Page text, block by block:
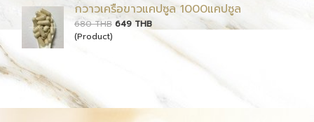
กวาวเครือขาวแคปซูล 1000แคปซูล
680 THB 649 THB
(Product)